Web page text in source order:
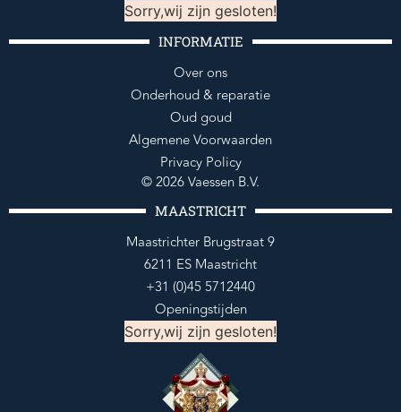
Sorry,wij zijn gesloten!
INFORMATIE
Over ons
Onderhoud & reparatie
Oud goud
Algemene Voorwaarden
Privacy Policy
© 2026 Vaessen B.V.
MAASTRICHT
Maastrichter Brugstraat 9
6211 ES Maastricht
+31 (0)45 5712440
Openingstijden
Sorry,wij zijn gesloten!